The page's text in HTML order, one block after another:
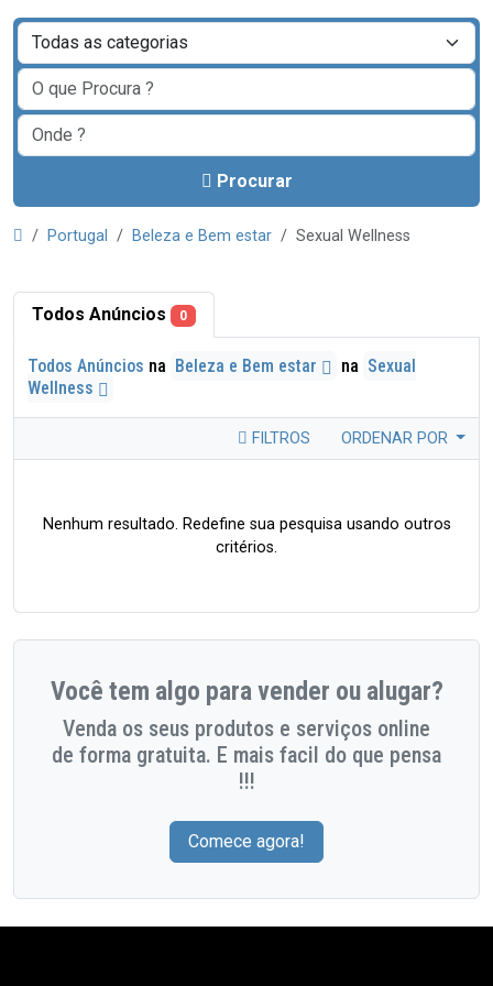
Procurar
Portugal Beleza e Bem estar Sexual Wellness
Todos Anúncios 0
Todos Anúncios na Beleza e Bem estar na Sexual
Wellness
FILTROS ORDENAR POR
Nenhum resultado. Redefine sua pesquisa usando outros
critérios.
Você tem algo para vender ou alugar?
Venda os seus produtos e serviços online
de forma gratuita. E mais facil do que pensa
!!!
Comece agora!